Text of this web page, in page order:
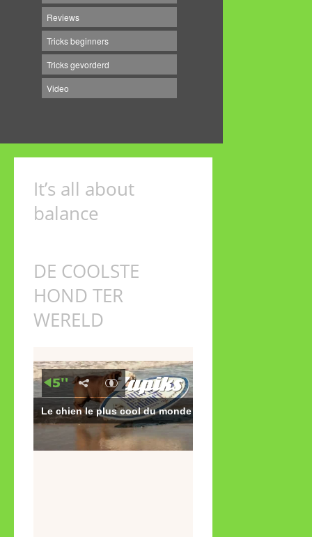
Reviews
Tricks beginners
Tricks gevorderd
Video
It’s all about
balance
DE COOLSTE
HOND TER
WERELD